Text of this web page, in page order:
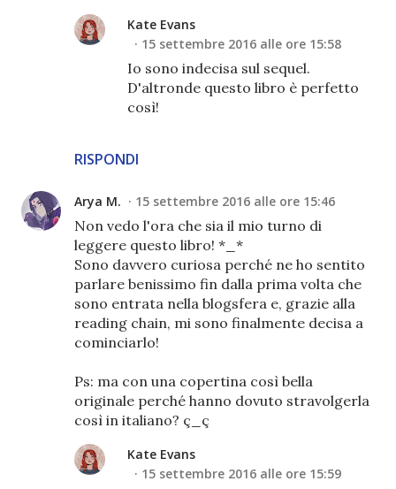
RISPONDI
Kate Evans
15 settembre 2016 alle ore 15:58
Io sono indecisa sul sequel.
D'altronde questo libro è perfetto
così!
Arya M. 15 settembre 2016 alle ore 15:46
Non vedo l'ora che sia il mio turno di
leggere questo libro! *_*
Sono davvero curiosa perché ne ho sentito
parlare benissimo fin dalla prima volta che
sono entrata nella blogsfera e, grazie alla
reading chain, mi sono finalmente decisa a
cominciarlo!
Ps: ma con una copertina così bella
originale perché hanno dovuto stravolgerla
così in italiano? ç_ç
Kate Evans
15 settembre 2016 alle ore 15:59